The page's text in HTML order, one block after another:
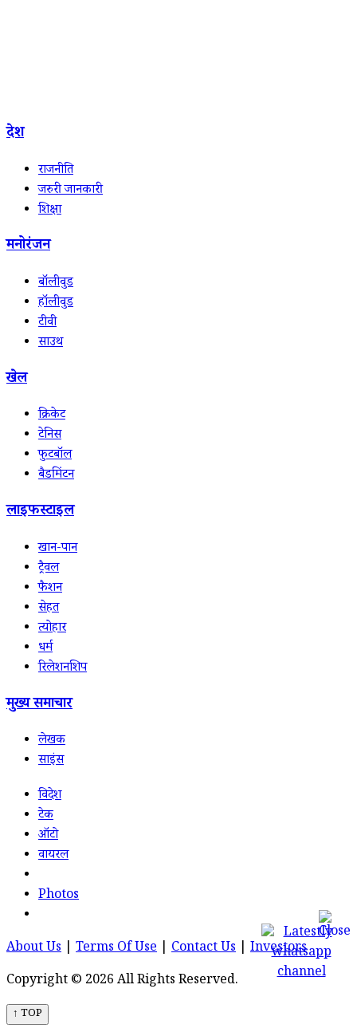
देश
राजनीति
जरुरी जानकारी
शिक्षा
मनोरंजन
बॉलीवुड
हॉलीवुड
टीवी
साउथ
खेल
क्रिकेट
टेनिस
फुटबॉल
बैडमिंटन
लाइफस्टाइल
खान-पान
ट्रैवल
फैशन
सेहत
त्योहार
धर्म
रिलेशनशिप
मुख्य समाचार
लेखक
साइंस
विदेश
टेक
ऑटो
वायरल
Photos
About Us Terms Of Use Contact Us
Investors
Copyright © 2026 All Rights Reserved.
↑ TOP